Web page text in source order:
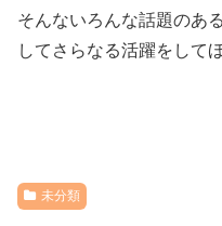
そんないろんな話題のあ
してさらなる活躍をして
未分類